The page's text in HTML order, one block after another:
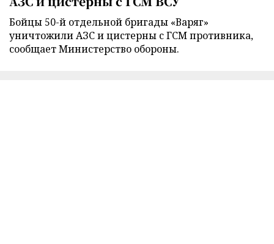
Бойцы 50-й отдельной бригады «Варяг»
уничтожили АЗС и цистерны с ГСМ противника,
сообщает Министерство обороны.